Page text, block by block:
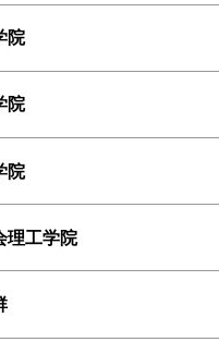
院
系
エネルギーコース
応用化学コース
科目
院
・計算科学系
知能情報コース
情報工学コース
科目
院
理工学系
ライフエンジニアリン
理工学院
学系